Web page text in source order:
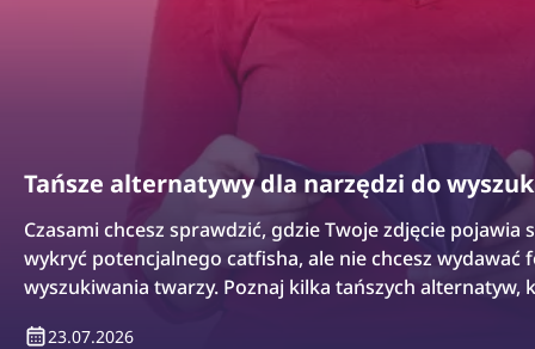
Tańsze alternatywy dla narzędzi do
Czasami chcesz sprawdzić, gdzie Twoje zdjęcie pojawia
wykryć potencjalnego catfisha, ale nie chcesz wydawać
wyszukiwania twarzy. Poznaj kilka tańszych alternatyw,
23.07.2026